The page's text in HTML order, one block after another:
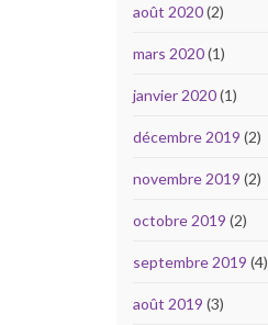
août 2020(2)
mars 2020(1)
janvier 2020(1)
décembre 2019 (2)
novembre 2019 (2)
octobre 2019 (2)
septembre 2019 (4)
août 2019 (3)